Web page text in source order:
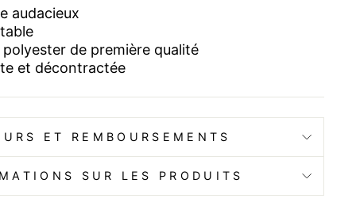
audacieux
de première qualité
et décontractée
ET REMBOURSEMENTS
SUR LES PRODUITS